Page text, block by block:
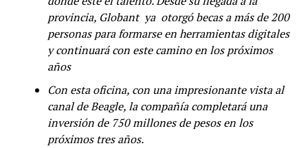
provincia, Globant ya otorgó becas a más de 200
personas para formarse en herramientas digitales
y continuará con este camino en los próximos
años
Con esta oficina, con una impresionante vista al
canal de Beagle, la compañía completará una
inversión de 750 millones de pesos en los
próximos tres años.